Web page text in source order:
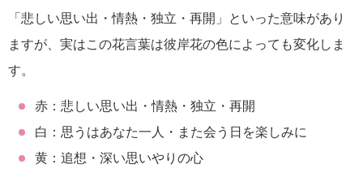
「悲しい思い出・情熱・独立・再開」といった意味があり
ますが、実はこの花言葉は彼岸花の色によっても変化しま
す。
赤：悲しい思い出・情熱・独立・再開
白：思うはあなた一人・また会う日を楽しみに
黄：追想・深い思いやりの心